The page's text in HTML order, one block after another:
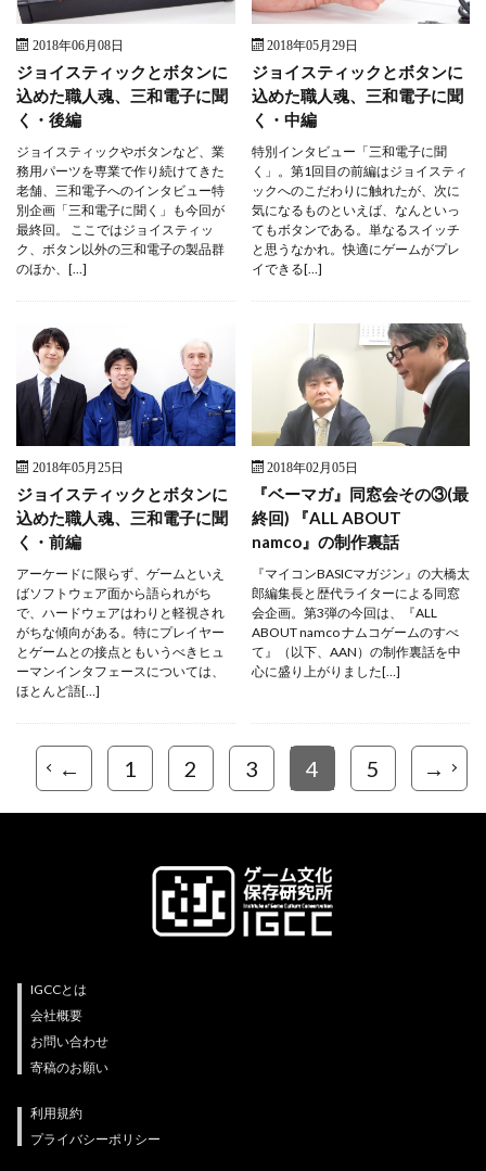
2018年06月08日
ジョイスティックとボタンに
込めた職人魂、三和電子に聞
く・後編
ジョイスティックやボタンなど、業
務用パーツを専業で作り続けてきた
老舗、三和電子へのインタビュー特
別企画「三和電子に聞く」も今回が
最終回。 ここではジョイスティッ
ク、ボタン以外の三和電子の製品群
のほか、[…]
2018年05月29日
ジョイスティックとボタンに
込めた職人魂、三和電子に聞
く・中編
特別インタビュー「三和電子に聞
く」。第1回目の前編はジョイスティ
ックへのこだわりに触れたが、次に
気になるものといえば、なんといっ
てもボタンである。単なるスイッチ
と思うなかれ。快適にゲームがプレ
イできる[…]
2018年05月25日
ジョイスティックとボタンに
込めた職人魂、三和電子に聞
く・前編
アーケードに限らず、ゲームといえ
ばソフトウェア面から語られがち
で、ハードウェアはわりと軽視され
がちな傾向がある。特にプレイヤー
とゲームとの接点ともいうべきヒュ
ーマンインタフェースについては、
ほとんど語[…]
2018年02月05日
『ベーマガ』同窓会その③(最
終回) 『ALL ABOUT
namco』の制作裏話
『マイコンBASICマガジン』の大橋太
郎編集長と歴代ライターによる同窓
会企画。第3弾の今回は、『ALL
ABOUT namco ナムコゲームのすべ
て』（以下、AAN）の制作裏話を中
心に盛り上がりました[…]
← 1 2 3 4 5 →
IGCCとは
会社概要
お問い合わせ
寄稿のお願い
利用規約
プライバシーポリシー